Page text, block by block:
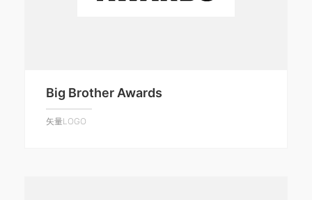
Big Brother Awards
矢量LOGO